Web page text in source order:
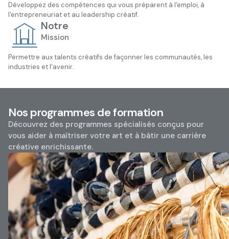
Développez des compétences qui vous préparent à l'emploi, à
l'entrepreneuriat et au leadership créatif.
Notre
Mission
Permettre aux talents créatifs de façonner les communautés, les
industries et l'avenir.
Nos programmes de formation
Découvrez des programmes spécialisés conçus pour
vous aider à maîtriser votre art et à bâtir une carrière
créative enrichissante.